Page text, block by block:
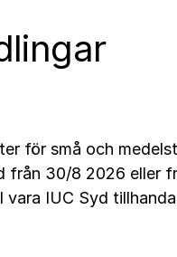
för små och
30/8 2026 eller
IUC Syd